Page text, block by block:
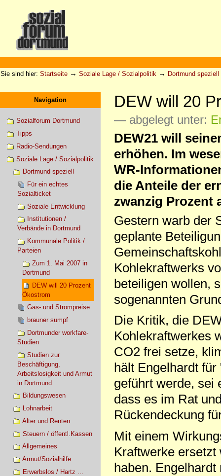
Werkzeuge
Sie sind hier: Startseite → Soziale Lage / Sozialpolitik → Dortmund speziell
Navigation
Sozialforum Dortmund
Tipps
Radio-Sendungen
Soziale Lage / Sozialpolitik
Dortmund speziell
Für ein echtes
Sozialticket
Soziale Entwicklung
Institutionen /
Verbände in Dortmund
Kommunale Politik /
Parteien
Zum 1. Mai 2007 in
Dortmund
DEW will 20 Prozent
Ökostrom
Gas- und Strompreise
brauner sumpf
Dortmunder workfare-
Studien
Studien zur
Beschäftigung,
Arbeitslosigkeit und Armut
in Dortmund
Bildungswesen
Lohnarbeit
Alter und Renten
Steuern / öffentl.Kassen
Allgemeines
Armut/Sozialhilfe
Erwerbslos / Hartz ...
DEW will 20
— abgelegt unter:
DEW21 will
erhöhen. Im
WR-
die Anteile der
zwanzig Prozent
Gestern warb der
geplante
Kohlekraftwerks
beteiligen wollen,
sogenannten
Die Kritik, die
Kohlekraftwerkes
CO2 frei setze,
hält Engelhardt
geführt werde, sei
dass es im Rat
Rückendeckung
Mit einem
Kraftwerke
haben.